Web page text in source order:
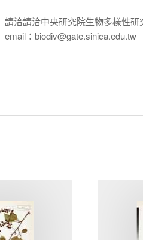
請洽請洽中央研究院生物多樣性研
email：biodiv@gate.sinica.edu.tw